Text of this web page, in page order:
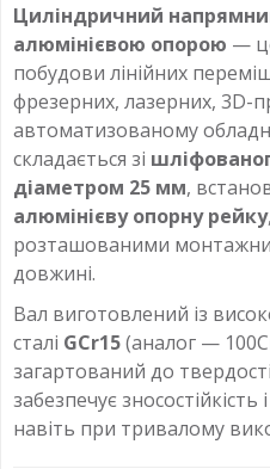
Циліндричний
алюмінієвою опорою —
побудови лінійних
фрезерних, лазерних, 3D-
автоматизованому
складається зі
діаметром 25 мм,
алюмінієву опорну рейку
розташованими
довжині.
Вал виготовлений із
сталі GCr15(аналог —
загартований до твердості
забезпечує
навіть при тривалому